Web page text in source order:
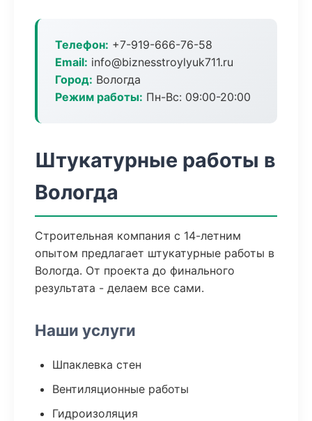
Телефон: +7-919-666-76-58
Email: info@biznesstroylyuk711.ru
Город: Вологда
Режим работы: Пн-Вс: 09:00-20:00
Штукатурные работы в
Вологда
Строительная компания с 14-летним
опытом предлагает штукатурные работы в
Вологда. От проекта до финального
результата - делаем все сами.
Наши услуги
Шпаклевка стен
Вентиляционные работы
Гидроизоляция